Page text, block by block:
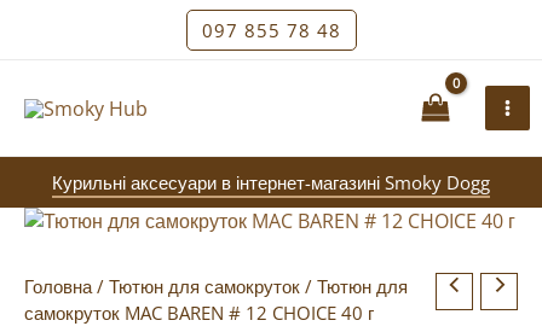
097 855 78 48
Курильні аксесуари в інтернет-магазині Smoky Dogg
Головна/ Тютюн для самокруток / Тютюн для
самокруток MAC BAREN # 12 CHOICE 40 г